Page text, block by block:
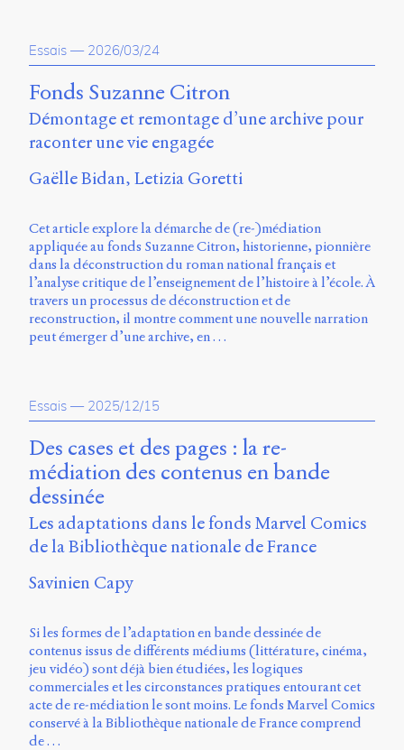
Jannon
Storm
Type
et
de
Adams.
Ce
site
été
conçu
par
Maxime
Bouton,
De
Barros,
Émile
Greis,
Timothée
Guicherd,
Monjour,
et
Marcello
Vitali-
Rosati,
de
2018
Essais — 2026/03/24
Fonds Suzanne Citron
Démontage et remontage d’une archive pour
raconter une vie engagée
Gaëlle Bidan Letizia Goretti
Cet article explore la démarche de (re-)médiation
appliquée au fonds Suzanne Citron, historienne, pionnière
dans la déconstruction du roman national français et
l’analyse critique de l’enseignement de l’histoire à l’école. À
travers un processus de déconstruction et de
reconstruction, il montre comment une nouvelle narration
peut émerger d’une archive, en …
Essais — 2025/12/15
Des cases et des pages : la re-
médiation des contenus en bande
dessinée
Les adaptations dans le fonds Marvel Comics
de la Bibliothèque nationale de France
Savinien Capy
Si les formes de l’adaptation en bande dessinée de
contenus issus de différents médiums (littérature, cinéma,
jeu vidéo) sont déjà bien étudiées, les logiques
commerciales et les circonstances pratiques entourant cet
acte de re-médiation le sont moins. Le fonds Marvel Comics
conservé à la Bibliothèque nationale de France comprend
de …